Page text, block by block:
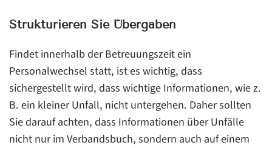
Strukturieren Sie Übergaben
Findet innerhalb der Betreuungszeit ein
Personalwechsel statt, ist es wichtig, dass
sichergestellt wird, dass wichtige Informationen, wie z.
B. ein kleiner Unfall, nicht untergehen. Daher sollten
Sie darauf achten, dass Informationen über Unfälle
nicht nur im Verbandsbuch, sondern auch auf einem